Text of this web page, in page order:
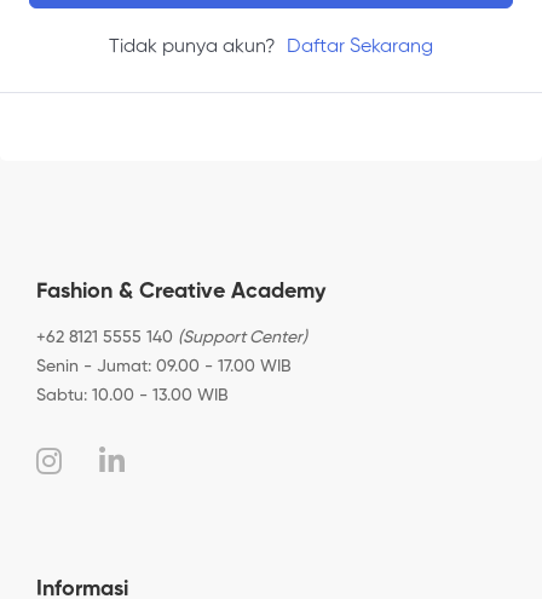
Tidak punya akun? Daftar Sekarang
Fashion & Creative Academy
+62 8121 5555 140 (Support Center)
Senin - Jumat: 09.00 - 17.00 WIB
Sabtu: 10.00 - 13.00 WIB
Informasi